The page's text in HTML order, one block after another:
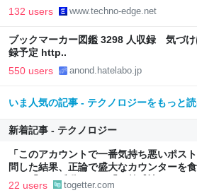
（CloseBox） | テクノエッジ
132 users www.techno-edge.net
ブックマーカー図鑑 3298 人収録 気づ
録予定 http..
550 users anond.hatelabo.jp
いま人気の記事 - テクノロジーをもっと
新着記事 - テクノロジー
「このアカウントで一番気持ち悪いポス
問した結果、正論で盛大なカウンターを
い」「AIの反乱か？」「お前感情あるだろ
22 users togetter.com